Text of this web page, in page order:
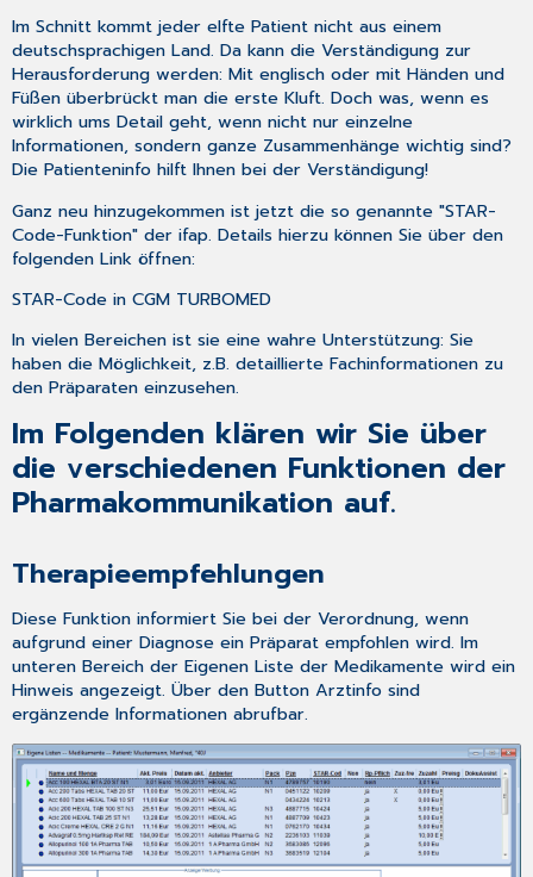
Im Schnitt kommt jeder elfte Patient nicht aus einem
deutschsprachigen Land. Da kann die Verständigung zur
Herausforderung werden: Mit englisch oder mit Händen und
Füßen überbrückt man die erste Kluft. Doch was, wenn es
wirklich ums Detail geht, wenn nicht nur einzelne
Informationen, sondern ganze Zusammenhänge wichtig sind?
Die Patienteninfo hilft Ihnen bei der Verständigung!
Ganz neu hinzugekommen ist jetzt die so genannte "STAR-
Code-Funktion" der ifap. Details hierzu können Sie über den
folgenden Link öffnen:
STAR-Code in CGM TURBOMED
In vielen Bereichen ist sie eine wahre Unterstützung: Sie
haben die Möglichkeit, z.B. detaillierte Fachinformationen zu
den Präparaten einzusehen.
Im Folgenden klären wir Sie über
die verschiedenen Funktionen der
Pharmakommunikation auf.
Therapieempfehlungen
Diese Funktion informiert Sie bei der Verordnung, wenn
aufgrund einer Diagnose ein Präparat empfohlen wird. Im
unteren Bereich derEigenen Liste derMedikamente wird ein
Hinweis angezeigt. Über den ButtonArztinfo sind
ergänzende Informationen abrufbar.